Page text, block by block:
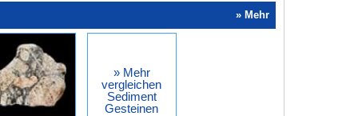
» Mehr
» Mehr
vergleichen
Sediment
Gesteinen